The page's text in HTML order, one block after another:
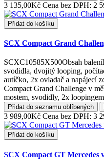
3 135,00Kč Cena bez DPH: 2
Přidat do košíku
SCX Compact Grand
SCXC10585X500Obsah
svodidla, dvojitý looping,
autíčko, 2x ovladač a napájecí
Compact Grand Challenge v
mostem, svodidly, 2x
Přidat do seznamu oblíbených
3 989,00Kč Cena bez DPH: 3
Přidat do košíku
SCX Compact GT Mercedes